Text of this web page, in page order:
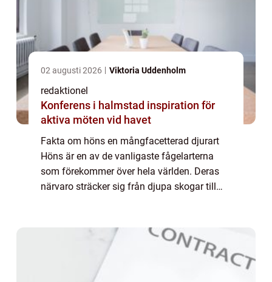
02 augusti 2026 Viktoria Uddenholm
redaktionel
Konferens i halmstad inspiration för
aktiva möten vid havet
Fakta om höns en mångfacetterad djurart
Höns är en av de vanligaste fågelarterna
som förekommer över hela världen. Deras
närvaro sträcker sig från djupa skogar till